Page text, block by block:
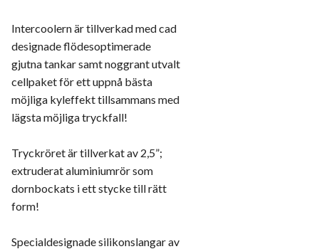
Intercoolern är tillverkad med cad
designade flödesoptimerade
gjutna tankar samt noggrant utvalt
cellpaket för ett uppnå bästa
möjliga kyleffekt tillsammans med
lägsta möjliga tryckfall!
Tryckröret är tillverkat av 2,5”;
extruderat aluminiumrör som
dornbockats i ett stycke till rätt
form!
Specialdesignade silikonslangar av